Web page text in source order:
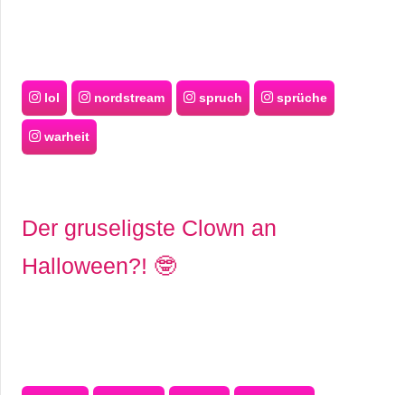
lol nordstream spruch sprüche
warheit
Der gruseligste Clown an
Halloween?! 🤓